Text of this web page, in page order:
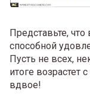
Представьте,
способной
Пусть не всех,
итоге возрастет
вдвое!